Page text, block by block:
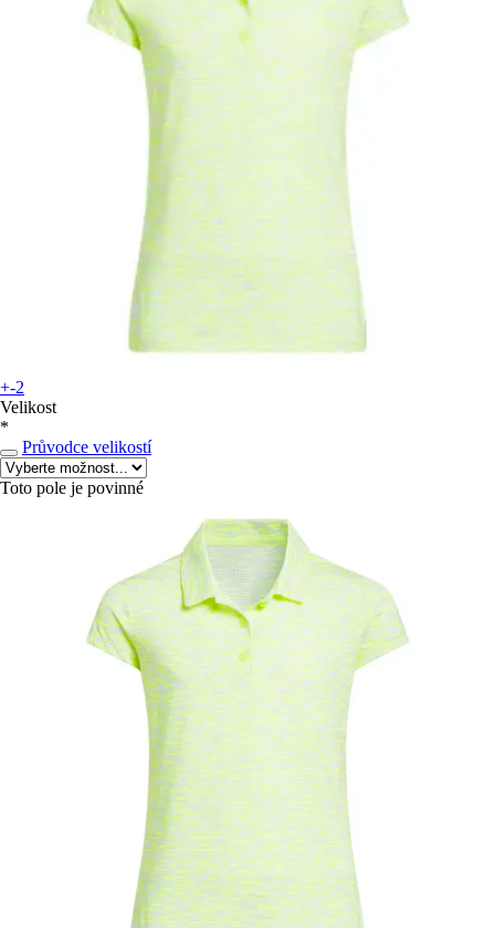
+-2
Velikost
*
Průvodce velikostí
Toto pole je povinné